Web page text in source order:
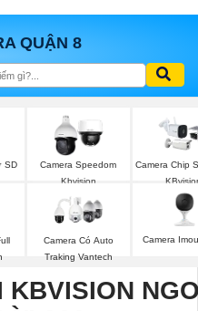
QUẬN 8
SD
Camera Speedom
Kbvision
Camera Chip
Camera Có Auto
Traking Vantech
Camera
KBVISION